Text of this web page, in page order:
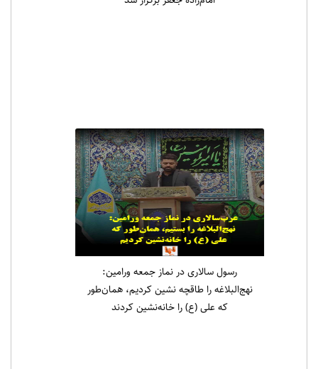
رسول سالاری در نماز جمعه ورامین:
نهج‌البلاغه را طاقچه نشین کردیم، همان‌طور
که علی (ع) را خانه‌نشین کردند